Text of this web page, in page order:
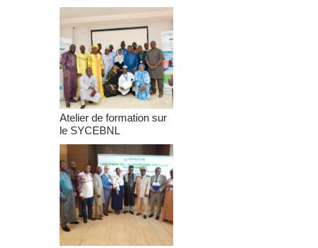
Atelier de formation sur
le SYCEBNL